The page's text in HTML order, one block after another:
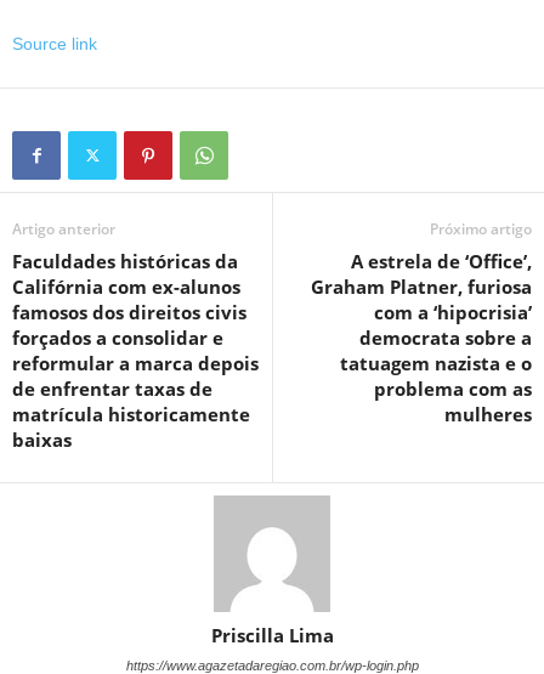
Source link
Artigo anterior
Faculdades históricas da
Califórnia com ex-alunos
famosos dos direitos civis
forçados a consolidar e
reformular a marca depois
de enfrentar taxas de
matrícula historicamente
baixas
Próximo artigo
A estrela de ‘Office’,
Graham Platner, furiosa
com a ‘hipocrisia’
democrata sobre a
tatuagem nazista e o
problema com as
mulheres
Priscilla Lima
https://www.agazetadaregiao.com.br/wp-login.php